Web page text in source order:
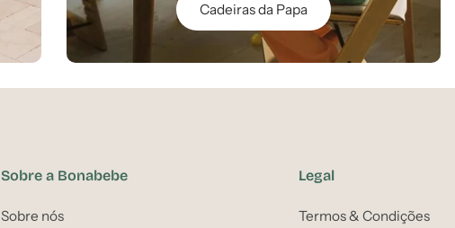
Cadeiras da Papa
Sobre a Bonabebe
Sobre nós
Legal
Termos & Condições